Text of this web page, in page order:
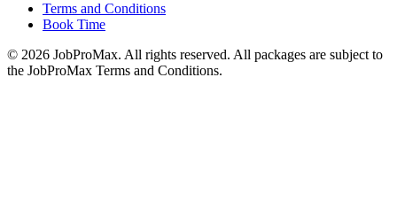
Terms and Conditions
Book Time
© 2026 JobProMax. All rights reserved. All packages are subject to
the JobProMax Terms and Conditions.